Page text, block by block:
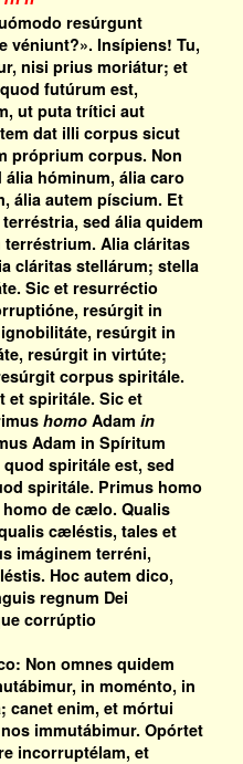
resúrgunt
véniunt?». Insípiens! Tu,
nisi prius moriátur; et
futúrum est,
ut puta trítici aut
dat illi corpus sicut
próprium corpus. Non
hóminum, ália caro
ália autem píscium. Et
sed ália quidem
Alia cláritas
cláritas stellárum; stella
Sic et resurréctio
resúrgit in
resúrgit in
resúrgit in virtúte;
corpus spiritále.
spiritále. Sic et
homoAdam in
Adam in Spíritum
spiritále est, sed
spiritále. Primus homo
de cælo. Qualis
cæléstis, tales et
imáginem terréni,
Hoc autem dico,
regnum Dei
corrúptio
Non omnes quidem
in moménto, in
canet enim, et mórtui
immutábimur. Opórtet
incorruptélam, et